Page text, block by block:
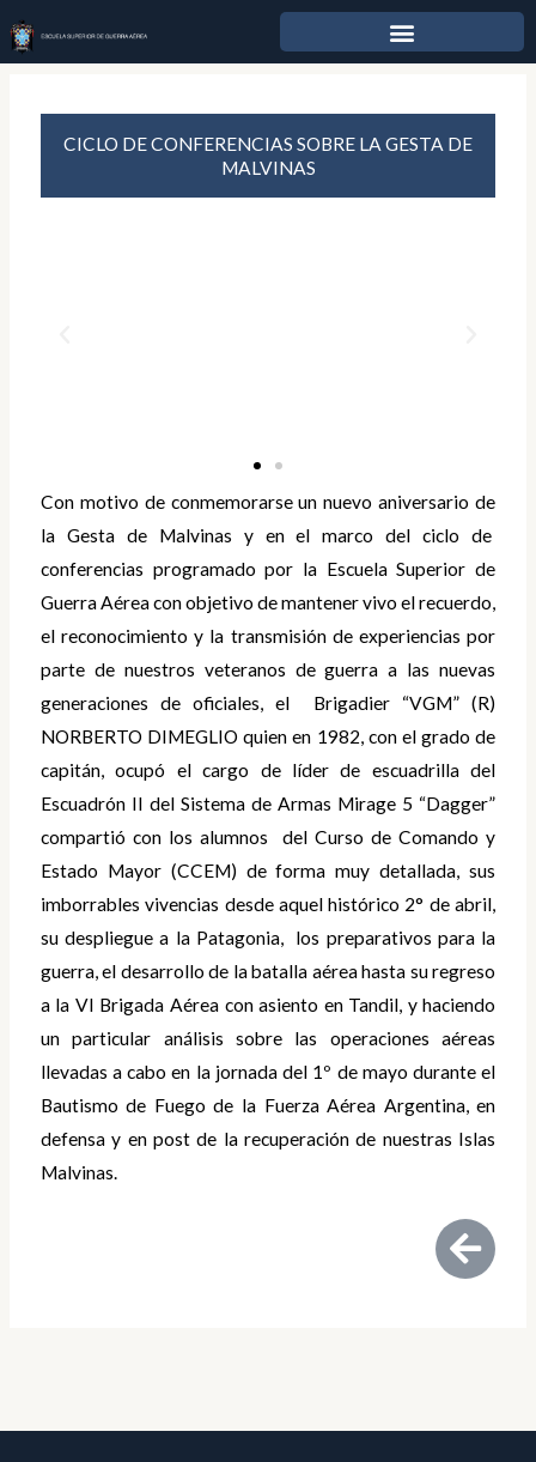
al
CICLO DE CONFERENCIAS SOBRE LA GESTA DE
MALVINAS
Con motivo de conmemorarse un nuevo aniversario de
la Gesta de Malvinas y en el marco del ciclo de
conferencias programado por la Escuela Superior de
Guerra Aérea con objetivo de mantener vivo el recuerdo,
el reconocimiento y la transmisión de experiencias por
parte de nuestros veteranos de guerra a las nuevas
generaciones de oficiales, el Brigadier “VGM” (R)
NORBERTO DIMEGLIO quien en 1982, con el grado de
capitán, ocupó el cargo de líder de escuadrilla del
Escuadrón II del Sistema de Armas Mirage 5 “Dagger”
compartió con los alumnos del Curso de Comando y
Estado Mayor (CCEM) de forma muy detallada, sus
imborrables vivencias desde aquel histórico 2° de abril,
su despliegue a la Patagonia, los preparativos para la
guerra, el desarrollo de la batalla aérea hasta su regreso
a la VI Brigada Aérea con asiento en Tandil, y haciendo
un particular análisis sobre las operaciones aéreas
llevadas a cabo en la jornada del 1º de mayo durante el
Bautismo de Fuego de la Fuerza Aérea Argentina, en
defensa y en post de la recuperación de nuestras Islas
Malvinas.